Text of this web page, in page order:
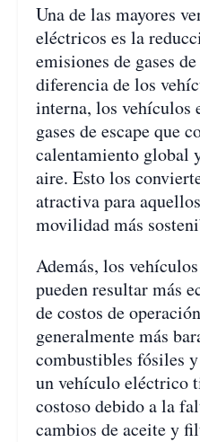
Una de las mayores
eléctricos es la
emisiones de gases
diferencia de los
interna, los vehículos
gases de escape que
calentamiento global
aire. Esto los
atractiva para
movilidad más
Además, los
pueden resultar más
de costos de
generalmente más
combustibles fósiles
un vehículo eléctrico
costoso debido a la
cambios de aceite y